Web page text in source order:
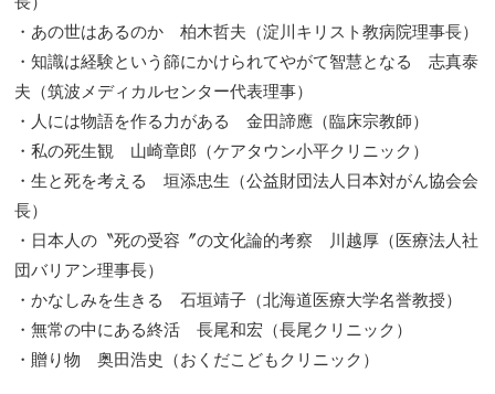
・あの世はあるのか 柏木哲夫（淀川キリスト教病院理事長）
・知識は経験という篩にかけられてやがて智慧となる 志真泰
夫（筑波メディカルセンター代表理事）
・人には物語を作る力がある 金田諦應（臨床宗教師）
・私の死生観 山崎章郎（ケアタウン小平クリニック）
・生と死を考える 垣添忠生（公益財団法人日本対がん協会会
長）
・日本人の〝死の受容〞の文化論的考察 川越厚（医療法人社
団バリアン理事長）
・かなしみを生きる 石垣靖子（北海道医療大学名誉教授）
・無常の中にある終活 長尾和宏（長尾クリニック）
・贈り物 奥田浩史（おくだこどもクリニック）